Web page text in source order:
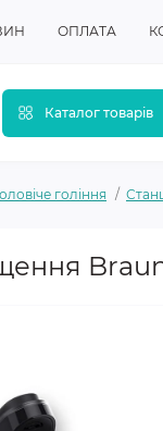
ОПЛАТА
Каталог товарів
гоління